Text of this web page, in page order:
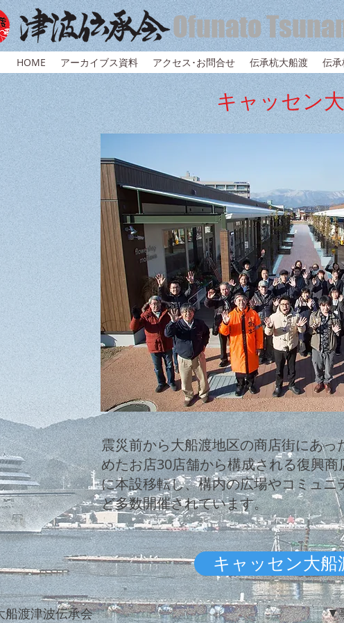
Ofunato
HOME アーカイブス資料 アクセス･お問合せ 伝承杭大船渡 伝
キャッセン
震災前から大船渡地区の商店街にあ
めたお店30店舗から構成される復興
に本設移転し、構内の広場やコミュ
ど多数開催されています。
キャッセン大船
船渡津波伝承会 ▼